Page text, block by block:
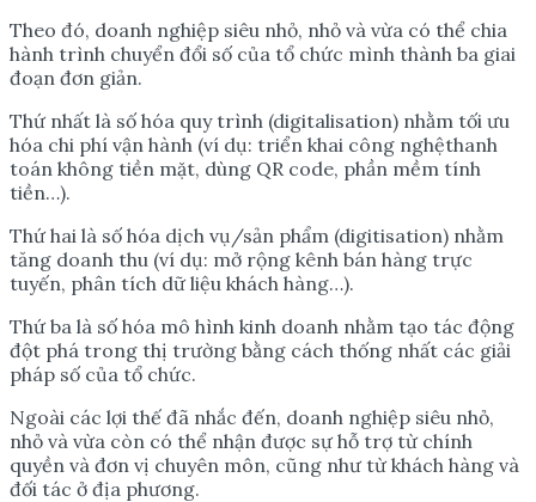
Theo đó, doanh nghiệp siêu nhỏ, nhỏ và vừa có thể chia
hành trình chuyển đổi số của tổ chức mình thành ba giai
đoạn đơn giản.
Thứ nhất là số hóa quy trình (digitalisation) nhằm tối ưu
hóa chi phí vận hành (ví dụ: triển khai công nghệthanh
toán không tiền mặt, dùng QR code, phần mềm tính
tiền…).
Thứ hai là số hóa dịch vụ/sản phẩm (digitisation) nhằm
tăng doanh thu (ví dụ: mở rộng kênh bán hàng trực
tuyến, phân tích dữ liệu khách hàng…).
Thứ ba là số hóa mô hình kinh doanh nhằm tạo tác động
đột phá trong thị trường bằng cách thống nhất các giải
pháp số của tổ chức.
Ngoài các lợi thế đã nhắc đến, doanh nghiệp siêu nhỏ,
nhỏ và vừa còn có thể nhận được sự hỗ trợ từ chính
quyền và đơn vị chuyên môn, cũng như từ khách hàng và
đối tác ở địa phương.